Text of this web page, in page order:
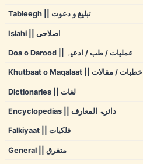
Tableegh || تبلیغ و دعوت
Islahi || اصلاحی
Doa o Darood || عملیات / طب / ادعیہ
Khutbaat o Maqalaat || خطبات / مقالات
Dictionaries || لغات
Encyclopedias || دائرۃ المعارف
Falkiyaat || فلکیات
General || متفرق